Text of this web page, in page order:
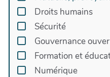
expériences permettent
qualité de service avec
aux besoins de la
une référence locale en
sociale.
Droits humains
Sécurité
Gouvernance
Formation et
Numérique